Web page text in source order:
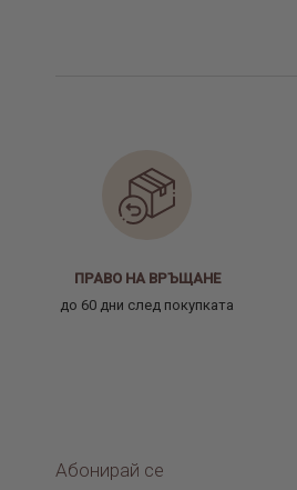
ПРАВО НА ВРЪЩАНЕ
до 60 дни след покупката
Абонирай се